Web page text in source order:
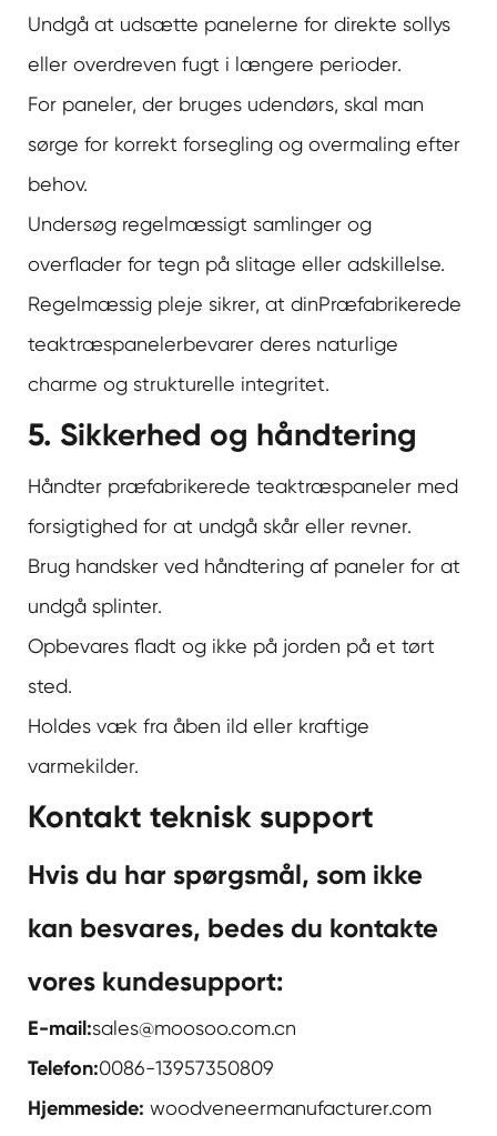
Undgå at udsætte panelerne for direkte sollys
eller overdreven fugt i længere perioder.
For paneler, der bruges udendørs, skal man
sørge for korrekt forsegling og overmaling efter
behov.
Undersøg regelmæssigt samlinger og
overflader for tegn på slitage eller adskillelse.
Regelmæssig pleje sikrer, at dinPræfabrikerede
teaktræspanelerbevarer deres naturlige
charme og strukturelle integritet.
5. Sikkerhed og håndtering
Håndter præfabrikerede teaktræspaneler med
forsigtighed for at undgå skår eller revner.
Brug handsker ved håndtering af paneler for at
undgå splinter.
Opbevares fladt og ikke på jorden på et tørt
sted.
Holdes væk fra åben ild eller kraftige
varmekilder.
Kontakt teknisk support
Hvis du har spørgsmål, som ikke
kan besvares, bedes du kontakte
vores kundesupport:
E-mail:sales@moosoo.com.cn
Telefon:0086-13957350809
Hjemmeside: woodveneermanufacturer.com